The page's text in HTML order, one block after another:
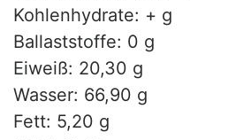
Kohlenhydrate: + g
Ballaststoffe: 0 g
Eiweiß: 20,30 g
Wasser: 66,90 g
Fett: 5,20 g